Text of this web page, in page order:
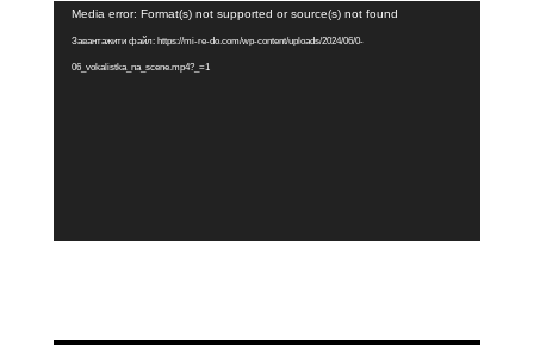
Відеопрогравач
Media error: Format(s) not supported or source(s) not found
Завантажити файл: https://mi-re-do.com/wp-content/uploads/2024/06/0-
06_vokalistka_na_scene.mp4?_=1